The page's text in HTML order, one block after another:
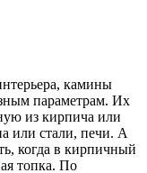
камины
параметрам. Их
из кирпича или
или стали, печи. А
когда в кирпичный
топка. По